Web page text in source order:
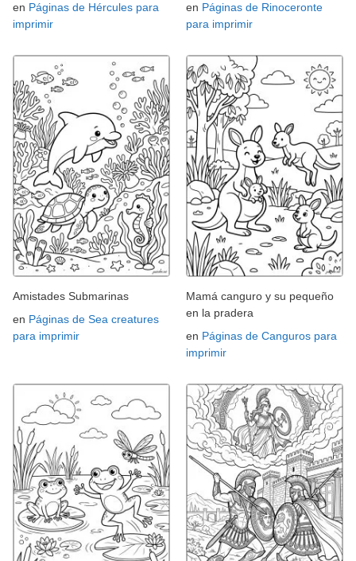
en Páginas de Hércules para
imprimir
en Páginas de Rinoceronte
para imprimir
Amistades Submarinas
en Páginas de Sea creatures
para imprimir
Mamá canguro y su pequeño
en la pradera
en Páginas de Canguros para
imprimir